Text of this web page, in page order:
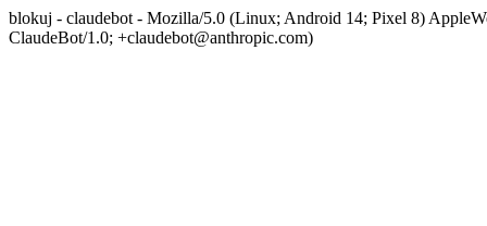
blokuj - claudebot - Mozilla/5.0 (Linux; Android 14; Pixel 8)
ClaudeBot/1.0; +claudebot@anthropic.com)